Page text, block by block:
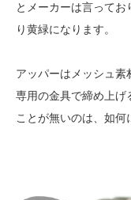
とメーカーは言ってお
り黄緑になります。
アッパーはメッシュ素
専用の金具で締め上げ
ことが無いのは、如何